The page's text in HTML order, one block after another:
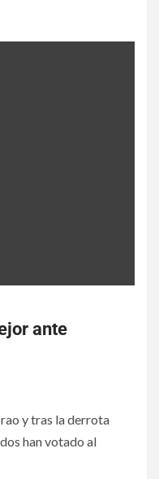
ante
y tras la derrota
han votado al